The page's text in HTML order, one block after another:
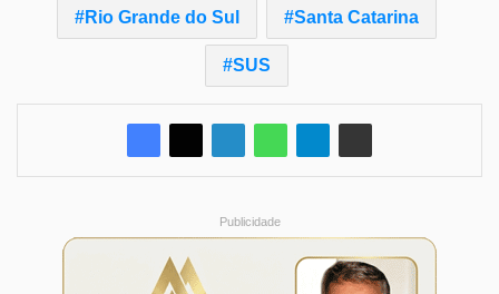
Rio Grande do Sul Santa Catarina
SUS
Publicidade